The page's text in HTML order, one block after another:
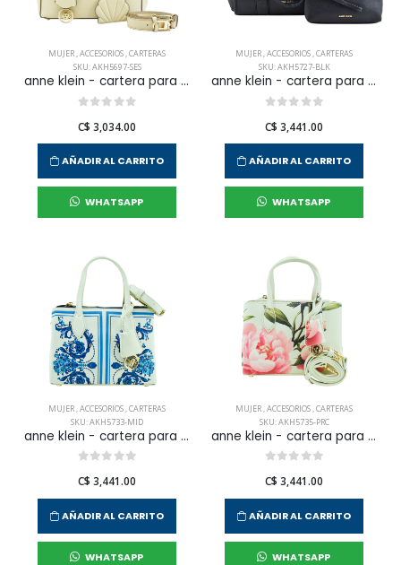
MUJER,ACCESORIOS,CARTERAS
SKU: AKH5697-SES
anne klein - cartera para mujer
C$ 3,034.00
AÑADIR AL CARRITO
WHATSAPP
MUJER,ACCESORIOS,CARTERAS
SKU: AKH5727-BLK
anne klein - cartera para mujer
C$ 3,441.00
AÑADIR AL CARRITO
WHATSAPP
MUJER,ACCESORIOS,CARTERAS
SKU: AKH5733-MID
anne klein - cartera para mujer
C$ 3,441.00
AÑADIR AL CARRITO
WHATSAPP
MUJER,ACCESORIOS,CARTERAS
SKU: AKH5735-PRC
anne klein - cartera para mujer
C$ 3,441.00
AÑADIR AL CARRITO
WHATSAPP